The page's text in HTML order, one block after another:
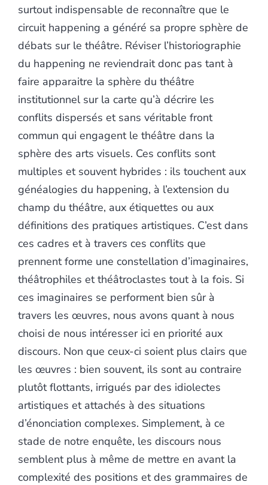
surtout indispensable de reconnaître que le
circuit happening a généré sa propre sphère de
débats sur le théâtre. Réviser l’historiographie
du happening ne reviendrait donc pas tant à
faire apparaitre la sphère du théâtre
institutionnel sur la carte qu’à décrire les
conflits dispersés et sans véritable front
commun qui engagent le théâtre dans la
sphère des arts visuels. Ces conflits sont
multiples et souvent hybrides : ils touchent aux
généalogies du happening, à l’extension du
champ du théâtre, aux étiquettes ou aux
définitions des pratiques artistiques. C’est dans
ces cadres et à travers ces conflits que
prennent forme une constellation d’imaginaires,
théâtrophiles et théâtroclastes tout à la fois. Si
ces imaginaires se performent bien sûr à
travers les œuvres, nous avons quant à nous
choisi de nous intéresser ici en priorité aux
discours. Non que ceux-ci soient plus clairs que
les œuvres : bien souvent, ils sont au contraire
plutôt flottants, irrigués par des idiolectes
artistiques et attachés à des situations
d’énonciation complexes. Simplement, à ce
stade de notre enquête, les discours nous
semblent plus à même de mettre en avant la
complexité des positions et des grammaires de